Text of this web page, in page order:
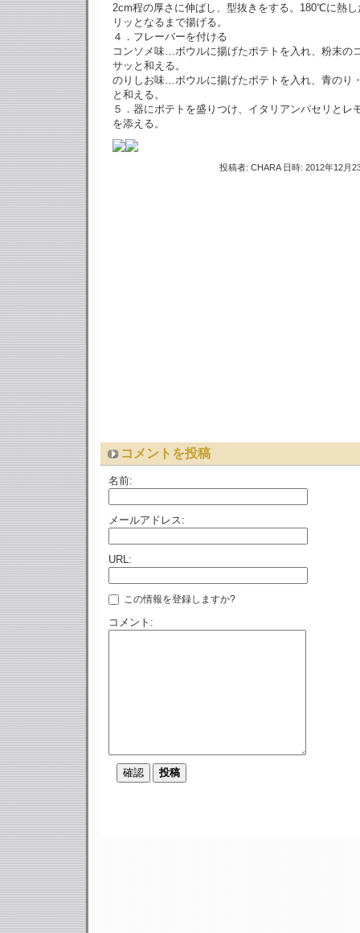
2cm程の厚さに伸ばし、型抜きをする。180℃に熱
リッとなるまで揚げる。
４．フレーバーを付ける
コンソメ味…ボウルに揚げたポテトを入れ、粉末の
サッと和える。
のりしお味…ボウルに揚げたポテトを入れ、青のり
と和える。
５．器にポテトを盛りつけ、イタリアンパセリとレ
を添える。
投稿者: CHARA 日時: 2012年12月
コメントを投稿
名前:
メールアドレス:
URL:
この情報を登録しますか?
コメント: